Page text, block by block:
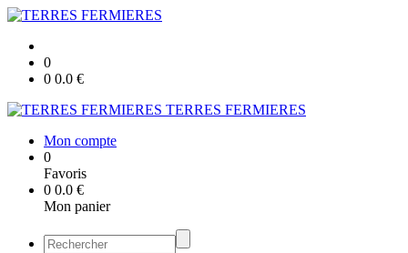
0
0 0.0 €
TERRES FERMIERES
Mon compte
0
Favoris
0 0.0 €
Mon panier